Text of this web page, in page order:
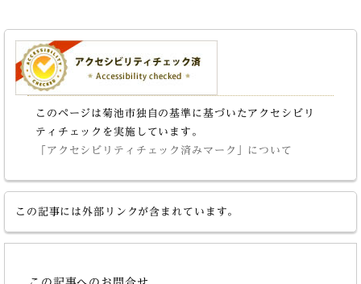
このページは菊池市独自の基準に基づいたアクセシビリ
ティチェックを実施しています。
「アクセシビリティチェック済みマーク」について
この記事には外部リンクが含まれています。